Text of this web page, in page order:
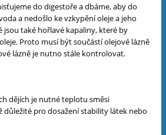
do digestoře a dbáme, aby do
a nedošlo ke vzkypění oleje a jeho
jsou také hořlavé kapaliny, které by
Proto musí být součástí olejové lázně
lázně je nutno stále kontrolovat.
dějích je nutné teplotu směsi
důležité pro dosažení stability látek nebo